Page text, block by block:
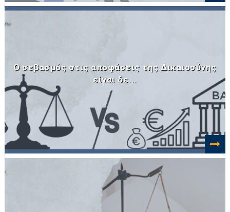
Ο σεβασμός στις αποφάσεις της Δικαιοσύνης
είναι δε...